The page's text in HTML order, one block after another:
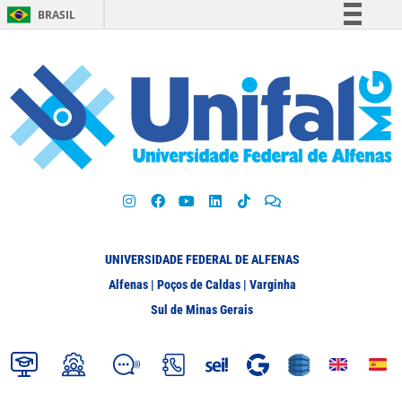
BRASIL
Participe
Acesso à informação
Legislação
UNIVERSIDADE FEDERAL DE ALFENAS
Alfenas | Poços de Caldas | Varginha
Sul de Minas Gerais